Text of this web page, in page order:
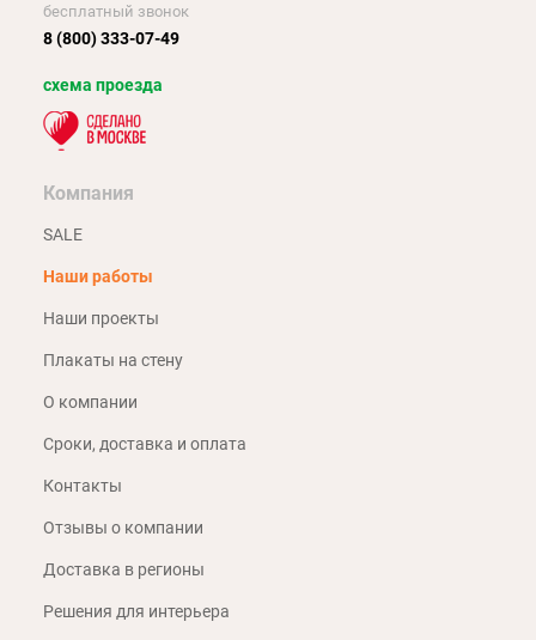
бесплатный звонок
8 (800) 333-07-49
схема проезда
Компания
SALE
Наши работы
Наши проекты
Плакаты на стену
О компании
Сроки, доставка и оплата
Контакты
Отзывы о компании
Доставка в регионы
Решения для интерьера